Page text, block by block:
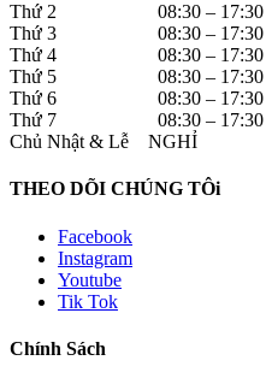
Thứ 2 08:30 – 17:30
Thứ 3 08:30 – 17:30
Thứ 4 08:30 – 17:30
Thứ 5 08:30 – 17:30
Thứ 6 08:30 – 17:30
Thứ 7 08:30 – 17:30
Chủ Nhật & Lễ NGHỈ
THEO DÕI CHÚNG TÔi
Facebook
Instagram
Youtube
Tik Tok
Chính Sách